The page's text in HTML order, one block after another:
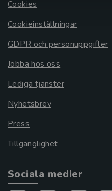
Cookies
Cookieinställningar
GDPR och personuppgifter
Jobba hos oss
Lediga tjänster
Nyhetsbrev
Press
Tillgänglighet
Sociala medier